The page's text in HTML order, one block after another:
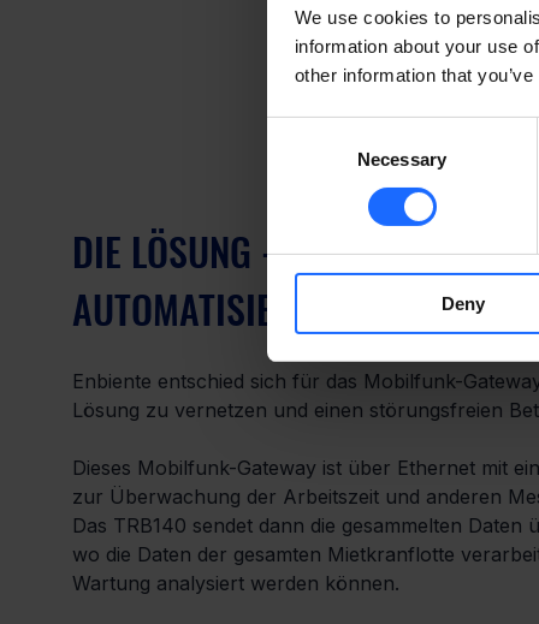
We use cookies to
information about your use
other information that
Necessary
Deny
DIE LÖSUNG - EIN
AUTOMATISIERUNG
Enbiente entschied sich für das Mobilfunk-
Lösung zu vernetzen und einen störungsfreien
Dieses Mobilfunk-Gateway ist über Ethernet mit
zur Überwachung der Arbeitszeit und anderen
Das TRB140 sendet dann die gesammelten
wo die Daten der gesamten Mietkranflotte
Wartung analysiert werden können.